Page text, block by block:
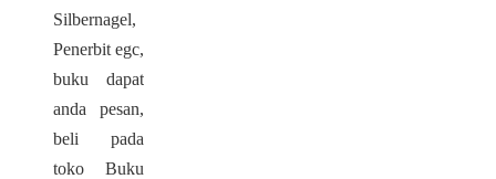
Silbernagel,
Penerbit egc,
buku dapat
anda pesan,
beli pada
toko Buku